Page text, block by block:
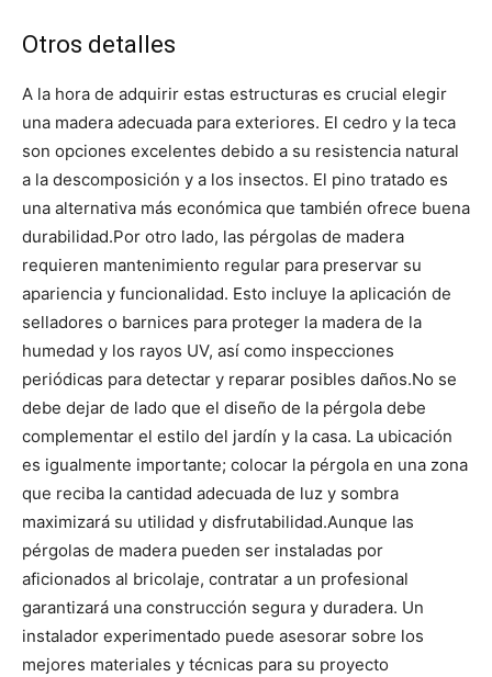
Otros detalles
A la hora de adquirir estas estructuras es crucial elegir
una madera adecuada para exteriores. El cedro y la teca
son opciones excelentes debido a su resistencia natural
a la descomposición y a los insectos. El pino tratado es
una alternativa más económica que también ofrece buena
durabilidad.Por otro lado, las pérgolas de madera
requieren mantenimiento regular para preservar su
apariencia y funcionalidad. Esto incluye la aplicación de
selladores o barnices para proteger la madera de la
humedad y los rayos UV, así como inspecciones
periódicas para detectar y reparar posibles daños.No se
debe dejar de lado que el diseño de la pérgola debe
complementar el estilo del jardín y la casa. La ubicación
es igualmente importante; colocar la pérgola en una zona
que reciba la cantidad adecuada de luz y sombra
maximizará su utilidad y disfrutabilidad.Aunque las
pérgolas de madera pueden ser instaladas por
aficionados al bricolaje, contratar a un profesional
garantizará una construcción segura y duradera. Un
instalador experimentado puede asesorar sobre los
mejores materiales y técnicas para su proyecto